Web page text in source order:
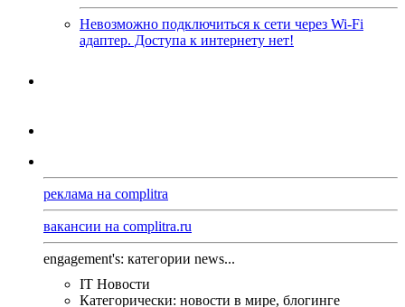
Невозможно подключиться к сети через Wi-Fi
адаптер. Доступа к интернету нет!
реклама на complitra
вакансии на complitra.ru
engagement's: категории news...
IT Новости
Категорически: новости в мире, блогинге